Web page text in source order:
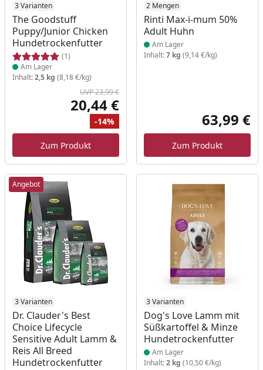
3 Varianten
The Goodstuff
Puppy/Junior Chicken
Hundetrockenfutter
(1)
Produkt am Lager
Am Lager
Inhalt:2,5 kg (8,18 €/kg)
Ursprünglicher Preis
UVP 23,99 €
Aktueller Preis
20,44 €
Rabatt
-14%
Zum Produkt
2 Mengen
Rinti Max-i-mum 50%
Adult Huhn
Produkt am Lager
Am Lager
Inhalt:7 kg (9,14 €/kg)
63,99 €
Zum Produkt
Angebot
3 Varianten
Dr. Clauder's Best
Choice Lifecycle
Sensitive Adult Lamm &
Reis All Breed
Hundetrockenfutter
Produkt am Lager 3 Varianten
Dog's Love Lamm mit
Süßkartoffel & Minze
Hundetrockenfutter
Produkt am Lager
Am Lager
Inhalt:2 kg (10,50 €/kg)